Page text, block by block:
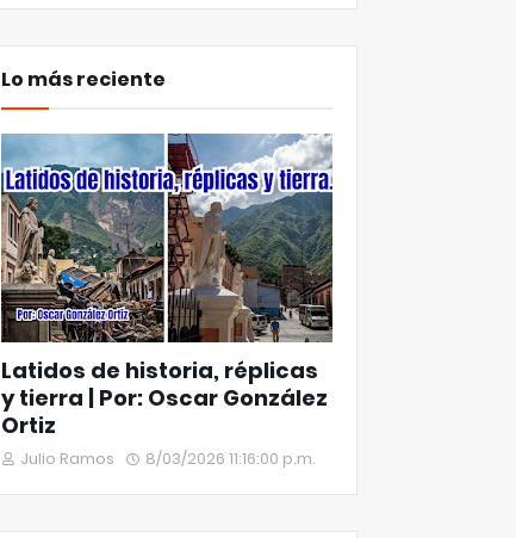
Lo más reciente
Latidos de historia, réplicas
y tierra | Por: Oscar González
Ortiz
Julio Ramos 8/03/2026 11:16:00 p.m.